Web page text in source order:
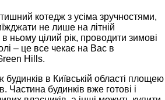
котедж з усіма зручностями,
не лише на літній
ньому цілий рік, проводити зимові
– це все чекає на Вас в
Hills.
в Київській області площею
Частина будинків вже готові і